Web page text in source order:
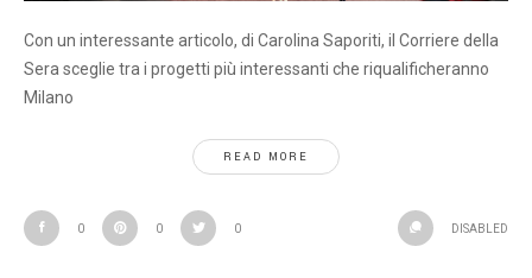
Con un interessante articolo, di Carolina Saporiti, il Corriere della
Sera sceglie tra i progetti più interessanti che riqualificheranno
Milano
READ MORE
0 0 0 DISABLED